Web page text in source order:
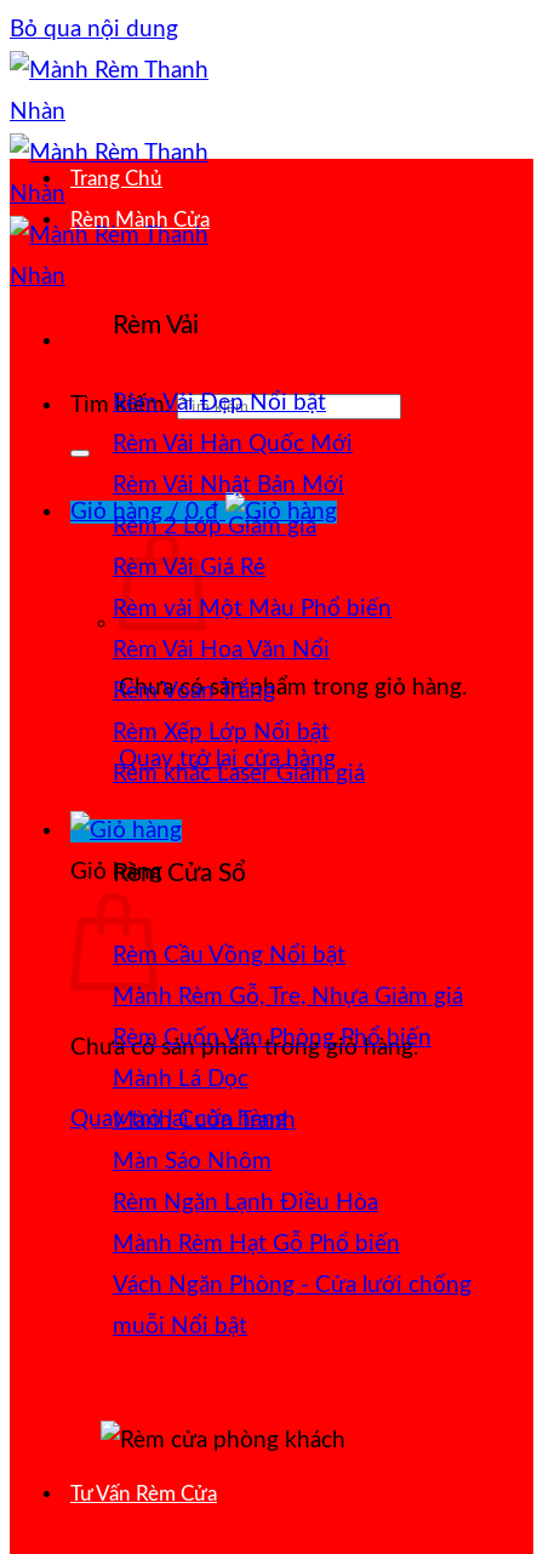
Bỏ qua nội dung
Tìm kiếm:
Giỏ hàng /0₫
Chưa có sản phẩm trong giỏ hàng.
Quay trở lại cửa hàng
Giỏ hàng
Chưa có sản phẩm trong giỏ hàng.
Quay trở lại cửa hàng
Trang Chủ
Rèm Mành Cửa
Rèm Vải
Rèm Vải Đẹp
Rèm Vải Hàn Quốc
Rèm Vải Nhật Bản
Rèm 2 Lớp
Rèm Vải Giá Rẻ
Rèm vải Một Màu
Rèm Vải Hoa Văn Nổi
Rèm Voan Trắng
Rèm Xếp Lớp
Rèm khắc Laser
Rèm Cửa Sổ
Rèm Cầu Vồng
Mành Rèm Gỗ, Tre, Nhựa
Rèm Cuốn Văn Phòng
Mành Lá Dọc
Mành Cuốn Tranh
Màn Sáo Nhôm
Rèm Ngăn Lạnh Điều Hòa
Mành Rèm Hạt Gỗ
Vách Ngăn Phòng - Cửa lưới chống
muỗi
Tư Vấn Rèm Cửa